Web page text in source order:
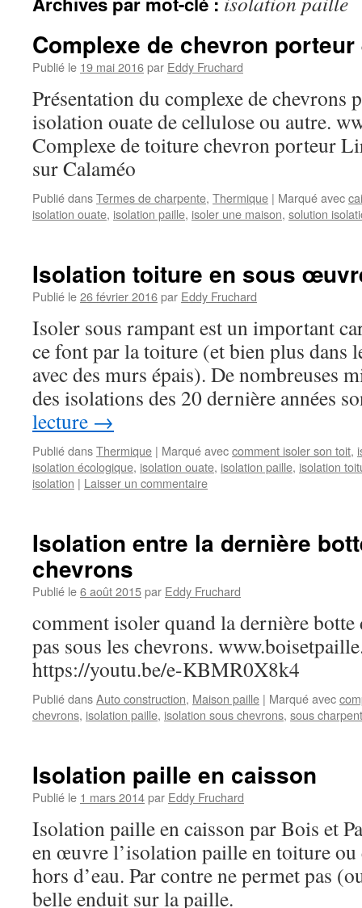
Complexe de chevron porteur
Publié le 19 mai 2016par Eddy Fruchard
Présentation du complexe de
isolation ouate de cellulose ou autre.
Complexe de toiture chevron porteur
sur Calaméo
Publié dansTermes de charpente, Thermique | Marqué avec
isolation ouate, isolation paille, isoler une maison, solution
Isolation toiture en sous
Publié le26 février 2016par Eddy Fruchard
Isoler sous rampant est un important
ce font par la toiture (et bien plus dans
avec des murs épais). De nombreuses
des isolations des 20 dernière années
lecture →
Publié dansThermique | Marqué aveccomment isoler son toit,
isolation écologique, isolation ouate, isolation paille, isolation
isolation | Laisser un commentaire
Isolation entre la dernière
chevrons
Publié le6 août 2015par Eddy Fruchard
comment isoler quand la dernière
pas sous les chevrons.
https://youtu.be/e-KBMR0X8k4
Publié dansAuto construction, Maison paille | Marqué avec
chevrons, isolation paille, isolation sous chevrons, sous
Isolation paille en caisson
Publié le 1 mars 2014par Eddy Fruchard
Isolation paille en caisson par Bois et
en œuvre l’isolation paille en toiture
hors d’eau. Par contre ne permet pas
belle enduit sur la paille.